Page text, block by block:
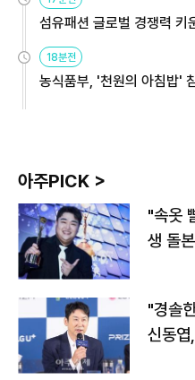
섬유패션 글로벌 경쟁력
원
18분전
농식품부, '천원의 아침밥'
아주PICK >
"속옷
생 돌
"경솔
신동